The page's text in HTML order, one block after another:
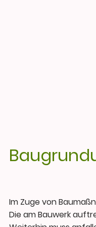
Im Zuge von
Die am Bauwerk